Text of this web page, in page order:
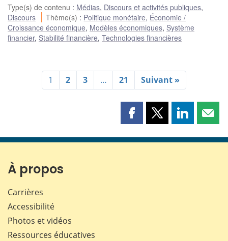
Type(s) de contenu : Médias, Discours et activités publiques,
Discours
Thème(s) : Politique monétaire, Économie /
Croissance économique, Modèles économiques, Système
financier, Stabilité financière, Technologies financières
1 2 3 … 21 Suivant »
Partager
page
Partager
page
Partager
page page
À propos
Carrières
Accessibilité
Photos et vidéos
Ressources éducatives